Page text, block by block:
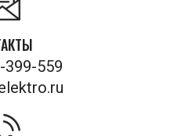
399-559